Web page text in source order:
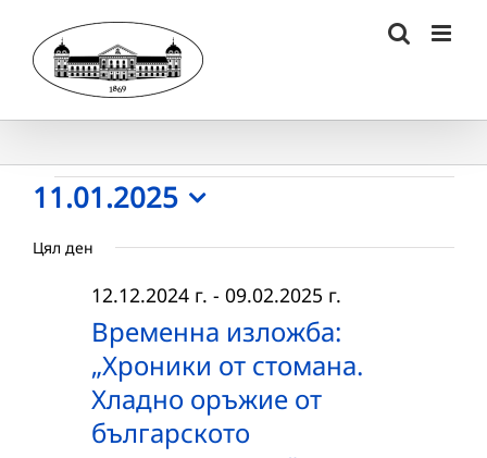
content
Събития
for
11.01.2025
11.01.2025
date.
Цял ден
Временна изложба:
„Хроники от стомана.
Хладно оръжие от
българското
12.12.2024 г. - 09.02.2025 г.